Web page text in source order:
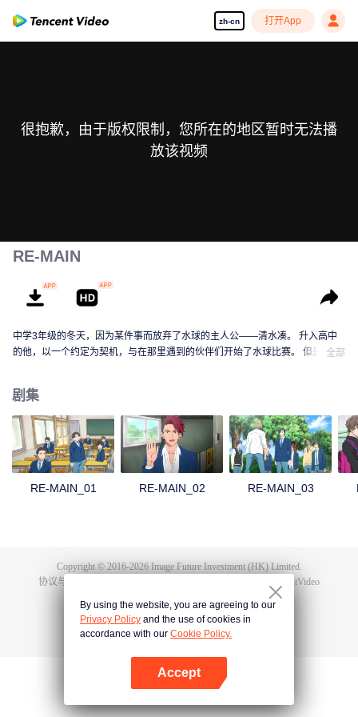
zh-cn 打开App
很抱歉，由于版权限制，您所在的地区暂时无法播
放该视频
RE-MAIN
中学3年级的冬天，因为某件事而放弃了水球的主人公——清水凑。 升入高中
的他，以一个约定为契机，与在那里遇到的伙伴们开始了水球比赛。 但是，在
全部
剧集
RE-MAIN_01 RE-MAIN_02 RE-MAIN_03
Copyright © 2016-2026Image Future Investment (HK) Limited.
协议与条款
TencentVideo
By using the website, you are agreeing to our
Privacy Policy and the use of cookies in
accordance with our Cookie Policy.
Accept